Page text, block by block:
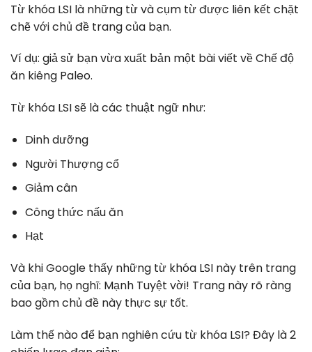
Từ khóa LSI là những từ và cụm từ được liên kết chặt
chẽ với chủ đề trang của bạn.
Ví dụ: giả sử bạn vừa xuất bản một bài viết về Chế độ
ăn kiêng Paleo.
Từ khóa LSI sẽ là các thuật ngữ như:
Dinh dưỡng
Người Thượng cổ
Giảm cân
Công thức nấu ăn
Hạt
Và khi Google thấy những từ khóa LSI này trên trang
của bạn, họ nghĩ: Mạnh Tuyệt vời! Trang này rõ ràng
bao gồm chủ đề này thực sự tốt.
Làm thế nào để bạn nghiên cứu từ khóa LSI? Đây là 2